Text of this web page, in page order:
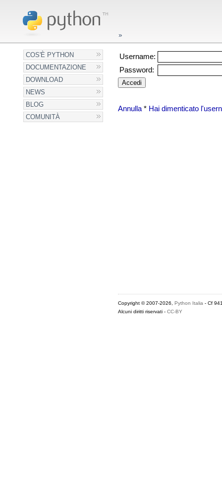
COS'È PYTHON
DOCUMENTAZIONE
DOWNLOAD
NEWS
BLOG
COMUNITÀ
Username:
Password:
Annulla* Hai dimenticato
Copyright © 2007-2026, Python Italia - Cf
Alcuni diritti riservati - CC-BY